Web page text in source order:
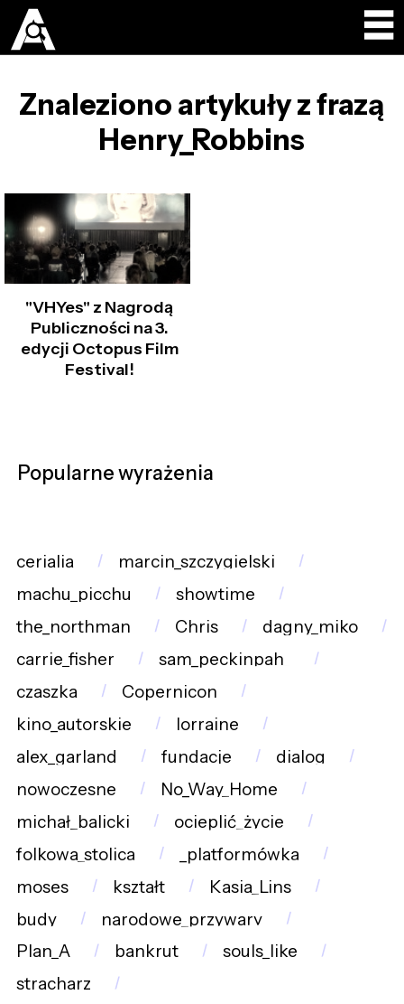
Znaleziono artykuły z frazą
Henry_Robbins
"VHYes" z Nagrodą
Publiczności na 3.
edycji Octopus Film
Festival!
Popularne wyrażenia
cerialia
marcin_szczygielski
machu_picchu
showtime
the_northman
Chris
dagny_miko
carrie_fisher
sam_peckinpah_
czaszka
Copernicon
kino_autorskie
lorraine
alex_garland
fundacje
dialog
nowoczesne
No_Way_Home
michał_balicki
ocieplić_życie
folkowa_stolica
_platformówka
moses
kształt
Kasia_Lins
budy
narodowe_przywary
Plan_A
bankrut
souls_like
stracharz